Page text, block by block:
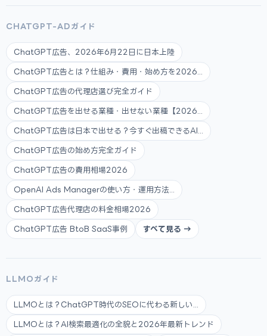
CHATGPT-ADガイド
ChatGPT広告、2026年6月22日に日本上陸
ChatGPT広告とは？仕組み・費用・始め方を2026...
ChatGPT広告の代理店選び完全ガイド
ChatGPT広告を出せる業種・出せない業種【2026...
ChatGPT広告は日本で出せる？今すぐ出稿できるAI...
ChatGPT広告の始め方完全ガイド
ChatGPT広告の費用相場2026
OpenAI Ads Managerの使い方・運用方法...
ChatGPT広告代理店の料金相場2026
ChatGPT広告 BtoB SaaS事例 すべて見る →
LLMOガイド
LLMOとは？ChatGPT時代のSEOに代わる新しい...
LLMOとは？AI検索最適化の全貌と2026年最新トレンド